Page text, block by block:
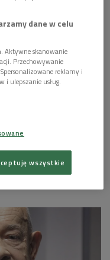
dane w celu
Aktywne skanowanie
Przechowywanie
reklamy i
i ulepszanie usług.
wszystkie